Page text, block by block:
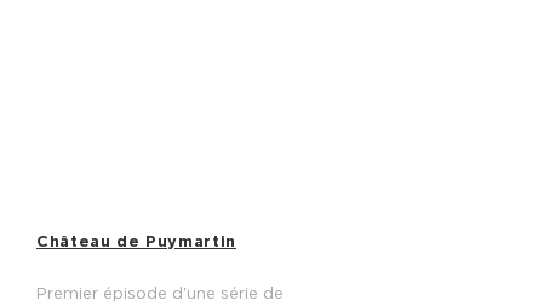
Château de Puymartin
Premier épisode d'une série de